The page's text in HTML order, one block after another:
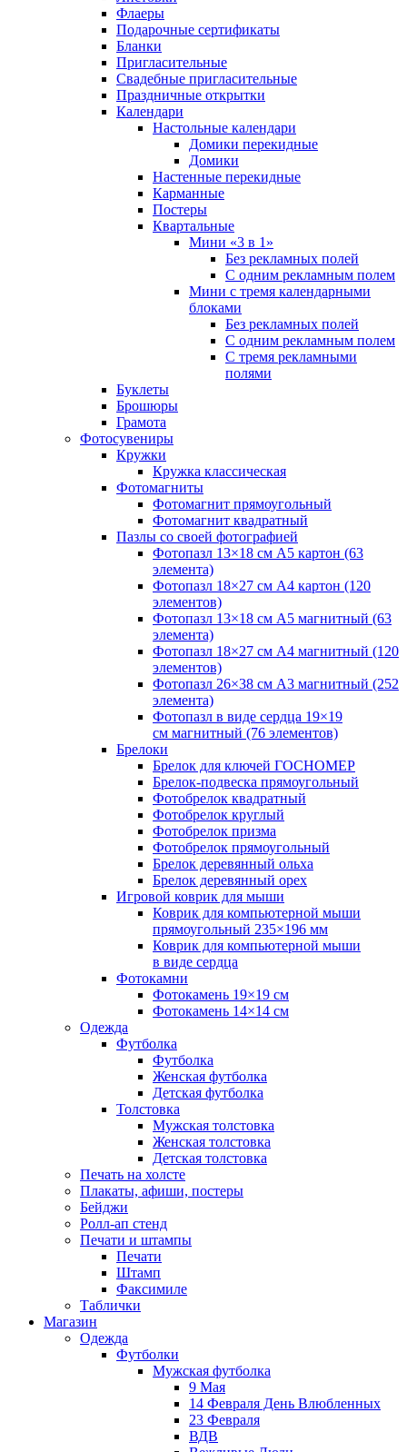
Флаеры
Подарочные сертификаты
Бланки
Пригласительные
Свадебные пригласительные
Праздничные открытки
Календари
Настольные календари
Домики перекидные
Домики
Настенные перекидные
Карманные
Постеры
Квартальные
Мини «3 в 1»
Без рекламных полей
С одним рекламным полем
Мини с тремя календарными
блоками
Без рекламных полей
С одним рекламным полем
С тремя рекламными
полями
Буклеты
Брошюры
Грамота
Фотосувениры
Кружки
Кружка классическая
Фотомагниты
Фотомагнит прямоугольный
Фотомагнит квадратный
Пазлы со своей фотографией
Фотопазл 13×18 см А5 картон (63
элемента)
Фотопазл 18×27 см А4 картон (120
элементов)
Фотопазл 13×18 см А5 магнитный (63
элемента)
Фотопазл 18×27 см А4 магнитный (120
элементов)
Фотопазл 26×38 см А3 магнитный (252
элемента)
Фотопазл в виде сердца 19×19
см магнитный (76 элементов)
Брелоки
Брелок для ключей ГОСНОМЕР
Брелок-подвеска прямоугольный
Фотобрелок квадратный
Фотобрелок круглый
Фотобрелок призма
Фотобрелок прямоугольный
Брелок деревянный ольха
Брелок деревянный орех
Игровой коврик для мыши
Коврик для компьютерной мыши
прямоугольный 235×196 мм
Коврик для компьютерной мыши
в виде сердца
Фотокамни
Фотокамень 19×19 см
Фотокамень 14×14 см
Одежда
Футболка
Футболка
Женская футболка
Детская футболка
Толстовка
Мужская толстовка
Женская толстовка
Детская толстовка
Печать на холсте
Плакаты, афиши, постеры
Бейджи
Ролл-ап стенд
Печати и штампы
Печати
Штамп
Факсимиле
Таблички
Магазин
Одежда
Футболки
Мужская футболка
9 Мая
14 Февраля День Влюбленных
23 Февраля
ВДВ